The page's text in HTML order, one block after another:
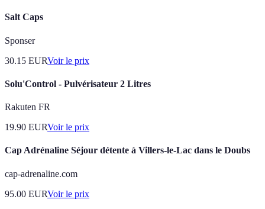
Salt Caps
Sponser
30.15 EURVoir le prix
Solu'Control - Pulvérisateur 2 Litres
Rakuten FR
19.90 EURVoir le prix
Cap Adrénaline Séjour détente à Villers-le-Lac dans le Doubs
cap-adrenaline.com
95.00 EURVoir le prix